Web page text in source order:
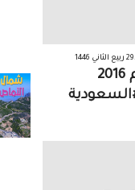
1446
#أبها عام 2016